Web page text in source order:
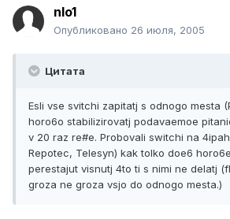
nlo1
Опубликовано 26 июля, 2005
Цитата
Esli vse svitchi zapitatj s odnogo mesta
horo6o stabilizirovatj podavaemoe
v 20 raz re#e. Probovali switchi na 4ipah
Repotec, Telesyn) kak tolko doe6
perestajut visnutj 4to ti s nimi ne delatj
groza ne groza vsjo do odnogo mesta.)